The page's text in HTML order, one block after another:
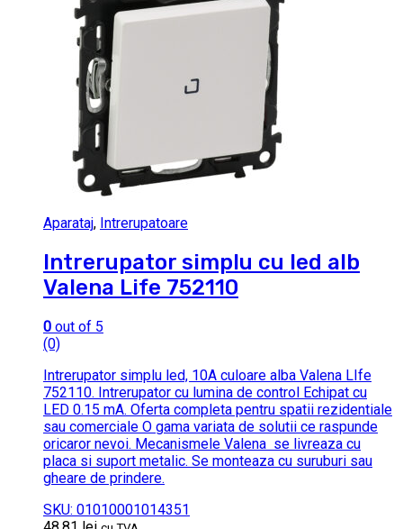
Aparataj, Intrerupatoare
Intrerupator simplu cu led alb
Valena Life 752110
0 out of 5
(0)
Intrerupator simplu led, 10A culoare alba Valena LIfe
752110. Intrerupator cu lumina de control Echipat cu
LED 0.15 mA. Oferta completa pentru spatii rezidentiale
sau comerciale O gama variata de solutii ce raspunde
oricaror nevoi. Mecanismele Valena se livreaza cu
placa si suport metalic. Se monteaza cu suruburi sau
gheare de prindere.
SKU: 01010001014351